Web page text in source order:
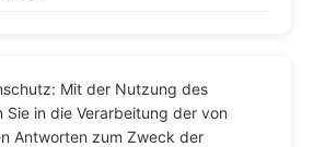
Mit der Nutzung des
Sie in die Verarbeitung der von
Antworten zum Zweck der